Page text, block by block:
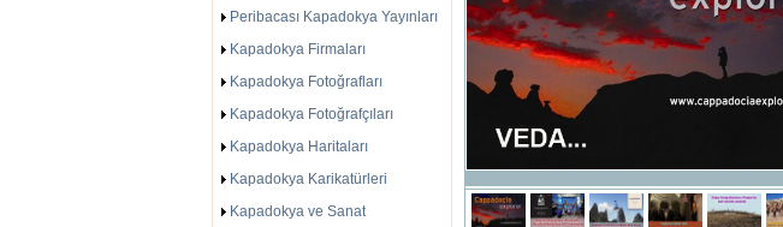
Peribacası Kapadokya Yayınları
Kapadokya Firmaları
Kapadokya Fotoğrafları
Kapadokya Fotoğrafçıları
Kapadokya Haritaları
Kapadokya Karikatürleri
Kapadokya ve Sanat